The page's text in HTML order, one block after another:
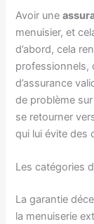
Avoir une
menuisier, et
d’abord, cela
professionnels,
d’assurance
de problème
se retourner
qui lui évite des
Les catégories
La garantie
la menuiserie